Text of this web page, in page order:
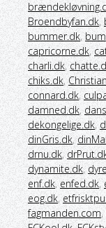
Broendbyfan.dk,
bummer.dk,
capricorne.dk,
charli.dk,
chiks.dk,
connard.dk,
damned.dk,
dekongelige.dk,
dinGris.dk,
drnu.dk,
dynamite.dk,
enf.dk, enfed.dk,
eog.dk,
fagmanden.com,